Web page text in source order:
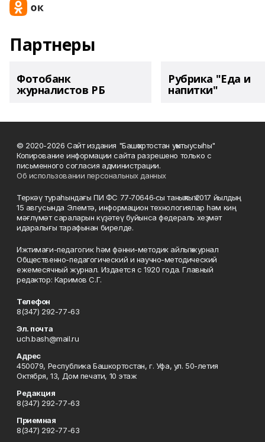
Партнеры
Фотобанк
журналистов РБ
Рубрика "Еда и
напитки"
© 2020-2026 Сайт издания "Башҡортостан уҡытыусыһы"
Копирование информации сайта разрешено только с
письменного согласия администрации.
Об использовании персональных данных
Теркәү тураһындағы ПИ ФС 77‑70646‑сы таныҡлыҡ 2017 йылдың
15 авгусында Элемтә, информацион технологиялар һәм киң
мәғлүмәт сараларын күҙәтеү буйынса федераль хеҙмәт
идаралығы тарафынан бирелде.
Ижтимағи-педагогик һәм фәнни-методик айлыҡ журнал
Общественно-педагогический и научно-методический
ежемесячный журнал. Издается с 1920 года. Главный
редактор: Каримов С.Г.
Телефон
8(347) 292-77-63
Эл. почта
uch.bash@mail.ru
Адрес
450079, Республика Башкортостан, г. Уфа, ул. 50-летия
Октября, 13, Дом печати, 10 этаж
Редакция
8(347) 292-77-63
Приемная
8(347) 292-77-63